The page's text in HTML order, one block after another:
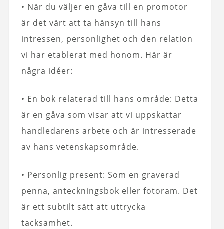
• När du väljer en gåva till en promotor
är det värt att ta hänsyn till hans
intressen, personlighet och den relation
vi har etablerat med honom. Här är
några idéer:
• En bok relaterad till hans område: Detta
är en gåva som visar att vi uppskattar
handledarens arbete och är intresserade
av hans vetenskapsområde.
• Personlig present: Som en graverad
penna, anteckningsbok eller fotoram. Det
är ett subtilt sätt att uttrycka
tacksamhet.